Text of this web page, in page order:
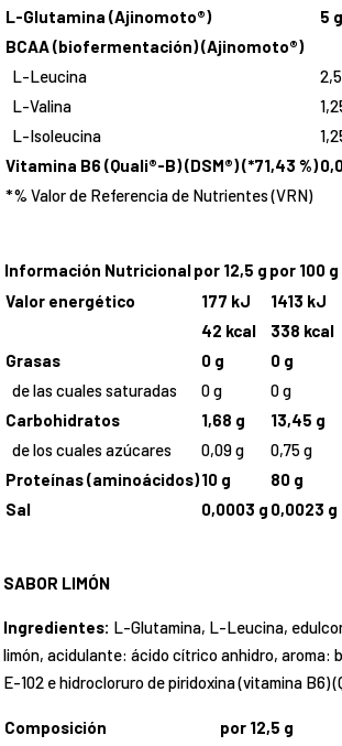
L-Glutamina (Ajinomoto®)
5 g
BCAA (biofermentación) (Ajinomoto®)
L-Leucina
L-Valina
L-Isoleucina
Vitamina B6 (Quali®-B) (DSM®) (*71,43 %)
*% Valor de Referencia de Nutrientes (VRN)
Información Nutricionalpor 12,5 g por 100 g
Valor energético
177 kJ
1413 kJ
42 kcal
338 kcal
Grasas
0 g
0 g
de las cuales saturadas
0 g
0 g
Carbohidratos
1,68 g
13,45 g
de los cuales azúcares
0,09 g
0,75 g
Proteínas (aminoácidos)10 g
80 g
Sal
0,0003 g 0,0023 g
SABOR LIMÓN
Ingredientes: L-Glutamina, L-Leucina,
limón, acidulante: ácido cítrico anhidro,
E-102 e hidrocloruro de piridoxina (vitamina B6)
Composición
por 12,5 g